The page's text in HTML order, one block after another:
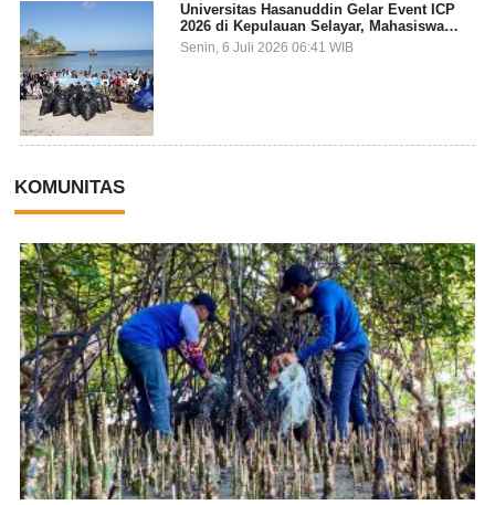
Universitas Hasanuddin Gelar Event ICP
2026 di Kepulauan Selayar, Mahasiswa
dari 27 Negara Jadi Partisipan
Senin, 6 Juli 2026 06:41 WIB
KOMUNITAS